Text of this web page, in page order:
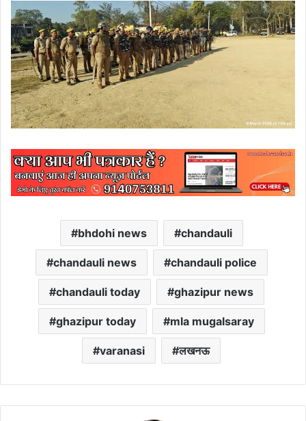
bhdohi news chandauli
chandauli news chandauli police
chandauli today ghazipur news
ghazipur today mla mugalsaray
varanasi लखनऊ